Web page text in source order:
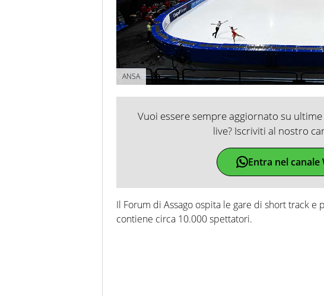
ANSA
Vuoi essere sempre aggiornato su
live? Iscriviti al nostro
Entra nel canale
Il Forum di Assago ospita le gare di short track
contiene circa 10.000 spettatori.